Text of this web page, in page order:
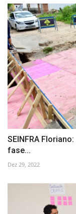
SEINFRA
fase...
Dez 29, 2022